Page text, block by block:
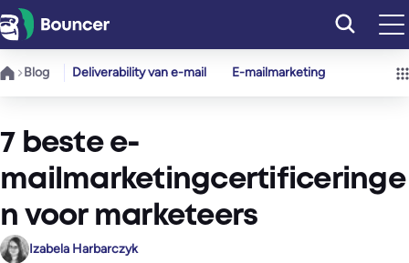
Ga
naar
de
Blog Deliverability van e-mail E-mailmarketing
7 beste e-
mailmarketingcertificeringe
n voor marketeers
Izabela Harbarczyk